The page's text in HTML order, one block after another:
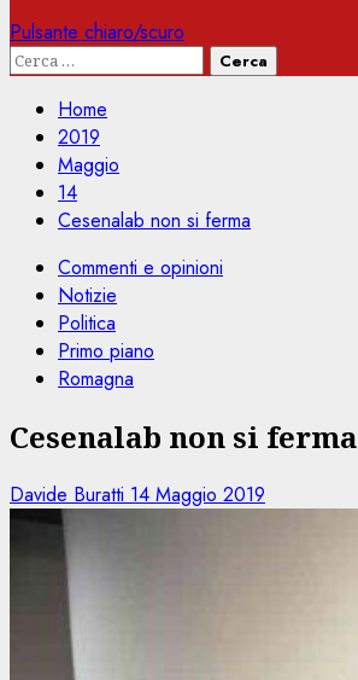
Pulsante chiaro/scuro
Ricerca
Home
2019
Maggio
14
Cesenalab non si ferma
Commenti e opinioni
Notizie
Politica
Primo piano
Romagna
Cesenalab non si ferma
Davide Buratti 14 Maggio 2019